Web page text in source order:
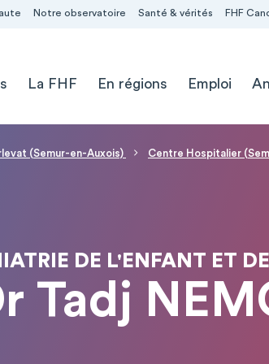
Notre observatoire Santé & vérités FHF
La FHF En régions Emploi
(Semur-en-Auxois) Centre Hospitalier
DE L'ENFANT ET
Tadj